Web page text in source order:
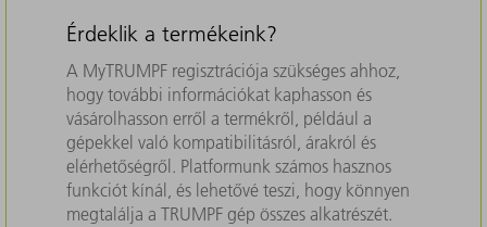
Érdeklik a termékeink?
A MyTRUMPF regisztrációja szükséges ahhoz,
hogy további információkat kaphasson és
vásárolhasson erről a termékről, például a
gépekkel való kompatibilitásról, árakról és
elérhetőségről. Platformunk számos hasznos
funkciót kínál, és lehetővé teszi, hogy könnyen
megtalálja a TRUMPF gép összes alkatrészét.